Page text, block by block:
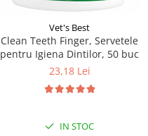
Vet's Best
Clean Teeth Finger, Servetele
pentru Igiena Dintilor, 50 buc
23,18 Lei
IN STOC